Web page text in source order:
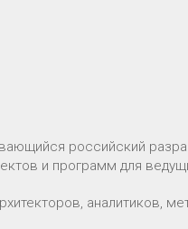
российский
и программ для
аналитиков,